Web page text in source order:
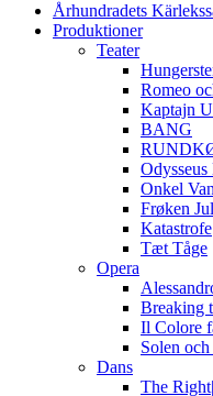
Århundradets
Produktioner
Teater
Romeo
Kaptajn
BANG
Onkel
Frøken
Katastrofe
Tæt Tåge
Opera
Breaking
Il Colore
Solen
Dans
The